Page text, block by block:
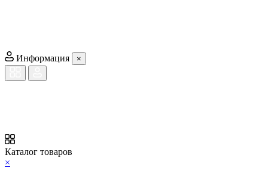
Информация ×
Каталог товаров
×